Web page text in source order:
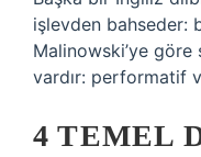
işlevden bahseder:
Malinowski’ye
vardır: performatif
4 TEMEL